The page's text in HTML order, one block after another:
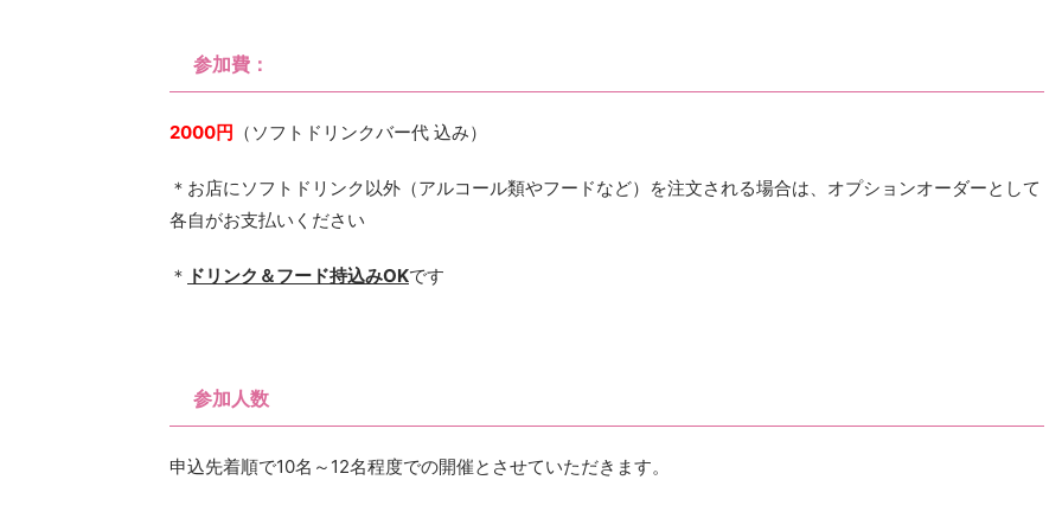
参加費：
2000円 （ソフトドリンクバー代 込み）
＊お店にソフトドリンク以外（アルコール類やフードなど）を注文される場合は、オプションオーダーとして
各自がお支払いください
＊ ドリンク＆フード持込みOKです
参加人数
申込先着順で10名～12名程度での開催とさせていただきます。